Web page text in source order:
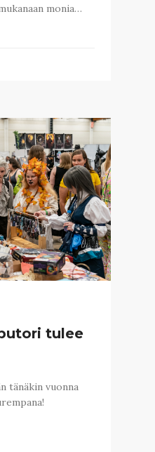
monia…
tulee
tänäkin vuonna